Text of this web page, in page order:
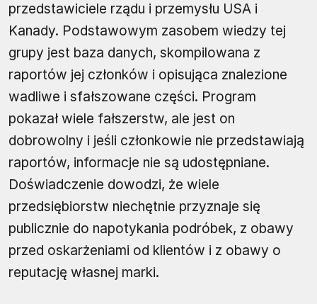
przedstawiciele rządu i przemysłu USA i
Kanady. Podstawowym zasobem wiedzy tej
grupy jest baza danych, skompilowana z
raportów jej członków i opisująca znalezione
wadliwe i sfałszowane części. Program
pokazał wiele fałszerstw, ale jest on
dobrowolny i jeśli członkowie nie przedstawiają
raportów, informacje nie są udostępniane.
Doświadczenie dowodzi, że wiele
przedsiębiorstw niechętnie przyznaje się
publicznie do napotykania podróbek, z obawy
przed oskarżeniami od klientów i z obawy o
reputację własnej marki.